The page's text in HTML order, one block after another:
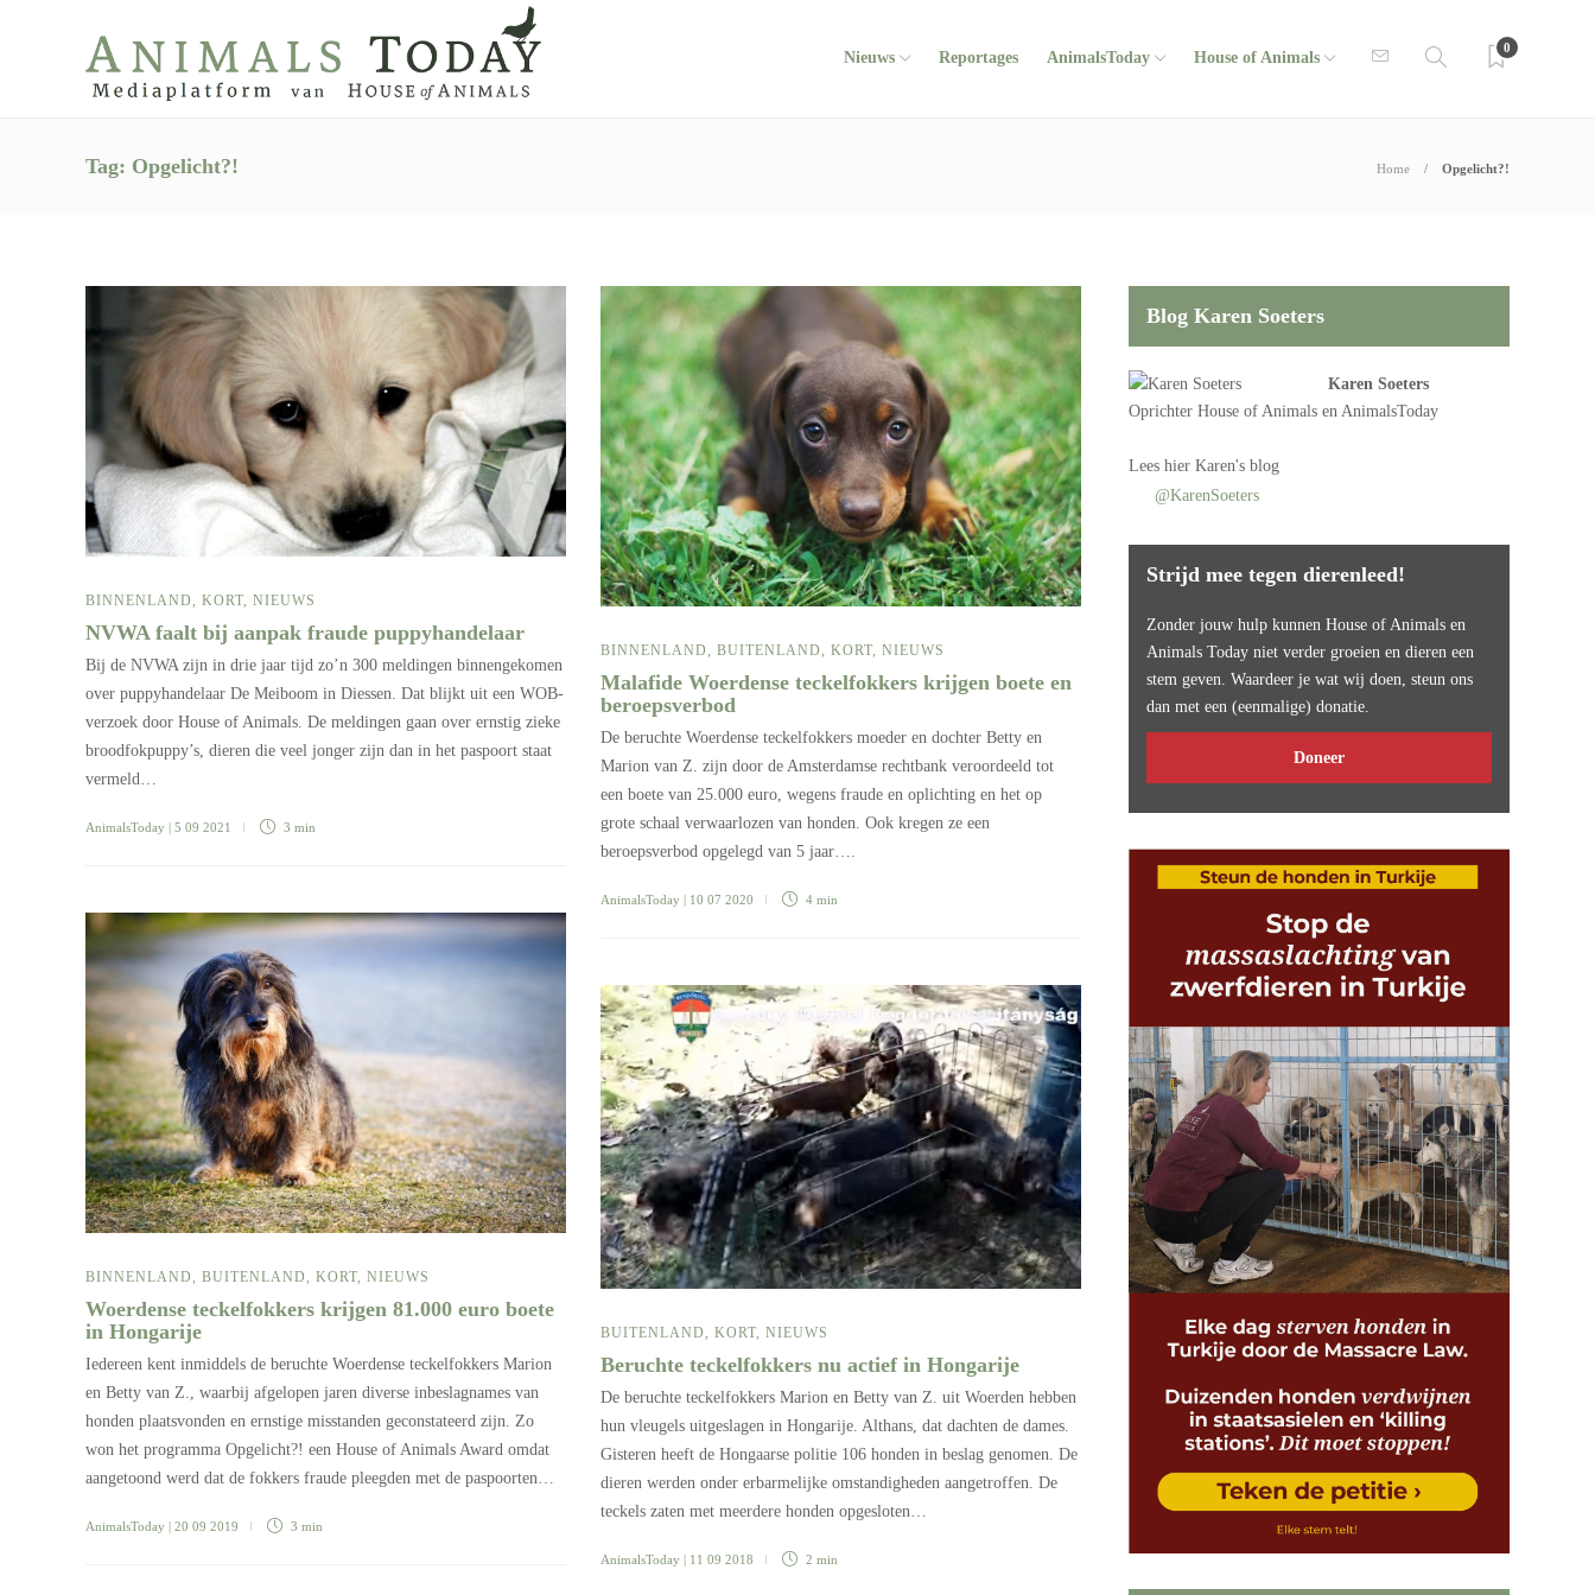
Nieuws Reportages AnimalsToday House of Animals
0
Tag: Opgelicht?! Home Opgelicht?!
BINNENLAND KORT NIEUWS
NVWA faalt bij aanpak fraude puppyhandelaar
Bij de NVWA zijn in drie jaar tijd zo’n 300 meldingen binnengekomen
over puppyhandelaar De Meiboom in Diessen. Dat blijkt uit een WOB-
verzoek door House of Animals. De meldingen gaan over ernstig zieke
broodfokpuppy’s, dieren die veel jonger zijn dan in het paspoort staat
vermeld…
AnimalsToday | 5 09 2021 3 min
BINNENLAND BUITENLAND KORT NIEUWS
Malafide Woerdense teckelfokkers krijgen boete en
beroepsverbod
De beruchte Woerdense teckelfokkers moeder en dochter Betty en
Marion van Z. zijn door de Amsterdamse rechtbank veroordeeld tot
een boete van 25.000 euro, wegens fraude en oplichting en het op
grote schaal verwaarlozen van honden. Ook kregen ze een
beroepsverbod opgelegd van 5 jaar….
AnimalsToday | 10 07 2020 4 min
BINNENLAND BUITENLAND KORT NIEUWS
Woerdense teckelfokkers krijgen 81.000 euro boete
in Hongarije
Iedereen kent inmiddels de beruchte Woerdense teckelfokkers Marion
en Betty van Z., waarbij afgelopen jaren diverse inbeslagnames van
honden plaatsvonden en ernstige misstanden geconstateerd zijn. Zo
won het programma Opgelicht?! een House of Animals Award omdat
aangetoond werd dat de fokkers fraude pleegden met de paspoorten…
AnimalsToday | 20 09 2019 3 min
BUITENLAND, KORT, NIEUWS
Beruchte teckelfokkers nu actief in Hongarije
De beruchte teckelfokkers Marion en Betty van Z. uit Woerden hebben
hun vleugels uitgeslagen in Hongarije. Althans, dat dachten de dames.
Gisteren heeft de Hongaarse politie 106 honden in beslag genomen. De
dieren werden onder erbarmelijke omstandigheden aangetroffen. De
teckels zaten met meerdere honden opgesloten…
AnimalsToday | 11 09 2018 2 min
Blog Karen Soeters
Karen Soeters
OprichterHouse of Animals en AnimalsToday
Leeshier Karen's blog
@KarenSoeters
Strijd mee tegen dierenleed!
Zonder jouw hulp kunnen House of Animals en
Animals Today niet verder groeien en dieren een
stem geven. Waardeer je wat wij doen, steun ons
dan met een (eenmalige) donatie.
Doneer